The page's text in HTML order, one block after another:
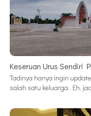
Keseruan Urus Sendiri
Tadinya hanya ingin
salah satu keluarga. Eh,